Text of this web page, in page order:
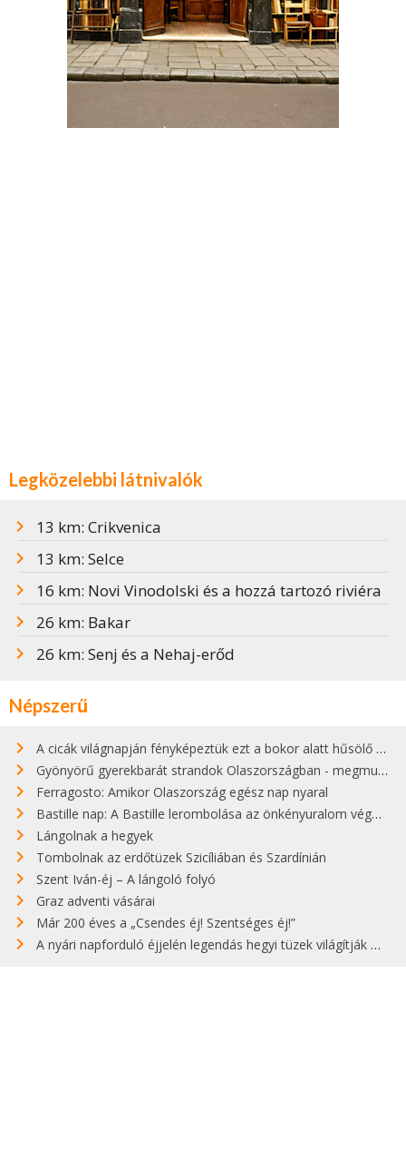
Legközelebbi látnivalók
13 km: Crikvenica
13 km: Selce
16 km: Novi Vinodolski és a hozzá tartozó riviéra
26 km: Bakar
26 km: Senj és a Nehaj-erőd
Népszerű
A cicák világnapján fényképeztük ezt a bokor alatt hűsölő cicát Kisorosziban
Gyönyörű gyerekbarát strandok Olaszországban - megmutatjuk a 15 legjobbat
Ferragosto: Amikor Olaszország egész nap nyaral
Bastille nap: A Bastille lerombolása az önkényuralom végét jelentette
Lángolnak a hegyek
Tombolnak az erdőtüzek Szicíliában és Szardínián
Szent Iván-éj – A lángoló folyó
Graz adventi vásárai
Már 200 éves a „Csendes éj! Szentséges éj!”
A nyári napforduló éjjelén legendás hegyi tüzek világítják meg Zugspitzét